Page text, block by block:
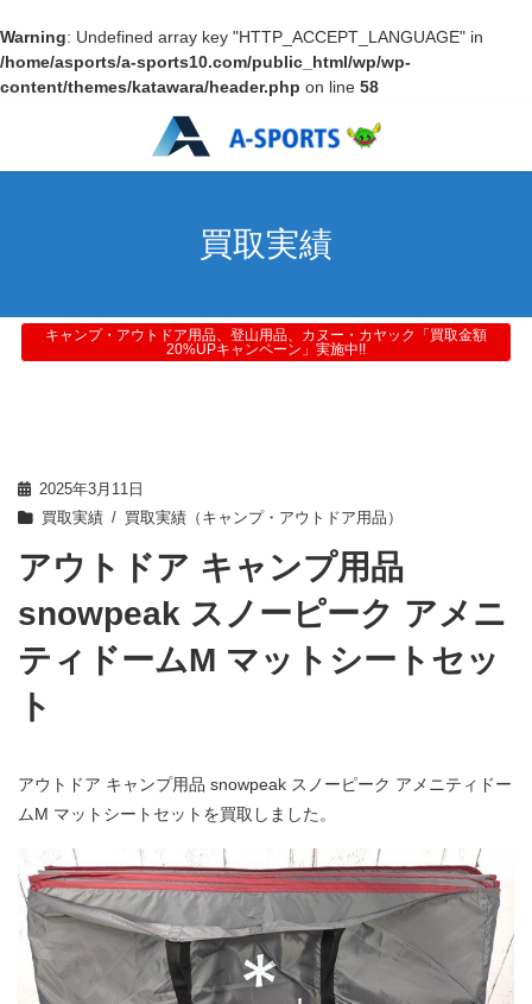
Warning: Undefined array key "HTTP_ACCEPT_LANGUAGE" in
/home/asports/a-sports10.com/public_html/wp/wp-
content/themes/katawara/header.php on line 58
買取実績
キャンプ・アウトドア用品、登山用品、カヌー・カヤック「買取金額
20%UPキャンペーン」実施中!!
2025年3月11日
買取実績
買取実績（キャンプ・アウトドア用品）
アウトドア キャンプ用品
snowpeak スノーピーク アメニ
ティドームM マットシートセッ
ト
アウトドア キャンプ用品 snowpeak スノーピーク アメニティドー
ムM マットシートセットを買取しました。